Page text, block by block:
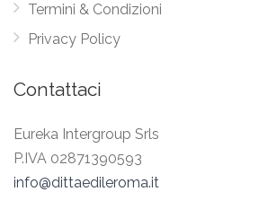
Termini & Condizioni
Privacy Policy
Contattaci
Eureka Intergroup Srls
P.IVA 02871390593
info@dittaedileroma.it